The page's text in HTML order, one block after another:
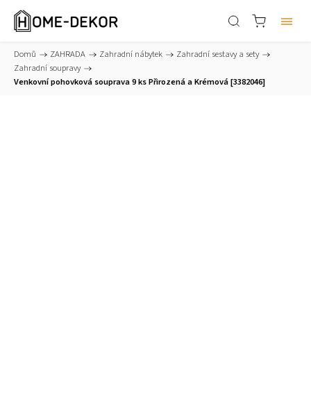
Domů / ZAHRADA / Zahradní nábytek / Zahradní sestavy a sety /
Zahradní soupravy /
Venkovní pohovková souprava 9 ks Přirozená a Krémová [3382046]